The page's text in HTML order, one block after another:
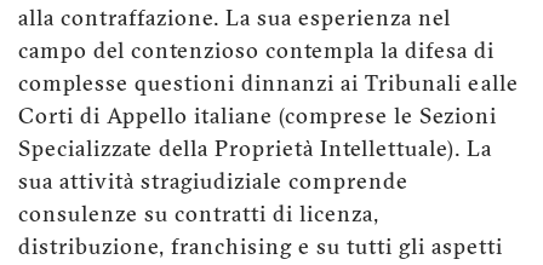
alla contraffazione. La sua esperienza nel
campo del contenzioso contempla la difesa di
complesse questioni dinnanzi ai Tribunali e alle
Corti di Appello italiane (comprese le Sezioni
Specializzate della Proprietà Intellettuale). La
sua attività stragiudiziale comprende
consulenze su contratti di licenza,
distribuzione, franchising e su tutti gli aspetti